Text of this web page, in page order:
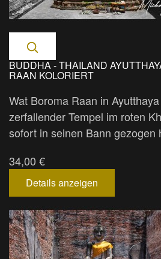
BUDDHA - THAILAND
RAAN KOLORIERT
Wat Boroma Raan in
zerfallender Tempel im roten
sofort in seinen Bann gezogen
34,00 €
Details anzeigen